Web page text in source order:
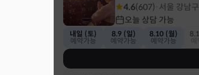
4.6(607) 서울 강남구
오늘 상담 가능
내일 (토)
예약가능
8.9 (일)
예약가능
8.10 (월)
예약가능